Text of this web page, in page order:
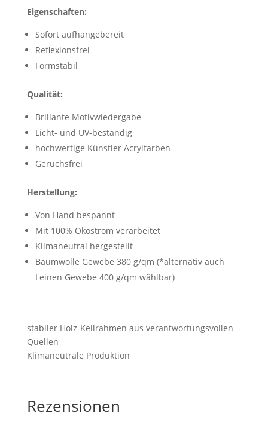
Eigenschaften:
Sofort aufhängebereit
Reflexionsfrei
Formstabil
Qualität:
Brillante Motivwiedergabe
Licht- und UV-beständig
hochwertige Künstler Acrylfarben
Geruchsfrei
Herstellung:
Von Hand bespannt
Mit 100% Ökostrom verarbeitet
Klimaneutral hergestellt
Baumwolle Gewebe 380 g/qm (*alternativ auch
Leinen Gewebe 400 g/qm wählbar)
stabiler Holz-Keilrahmen aus verantwortungsvollen
Quellen
Klimaneutrale Produktion
Rezensionen